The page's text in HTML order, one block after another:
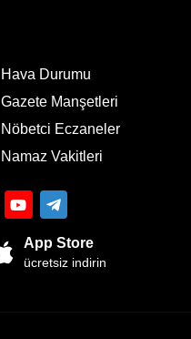
Hava Durumu
Gazete Manşetleri
Nöbetci Eczaneler
Namaz Vakitleri
App Store
ücretsiz indirin